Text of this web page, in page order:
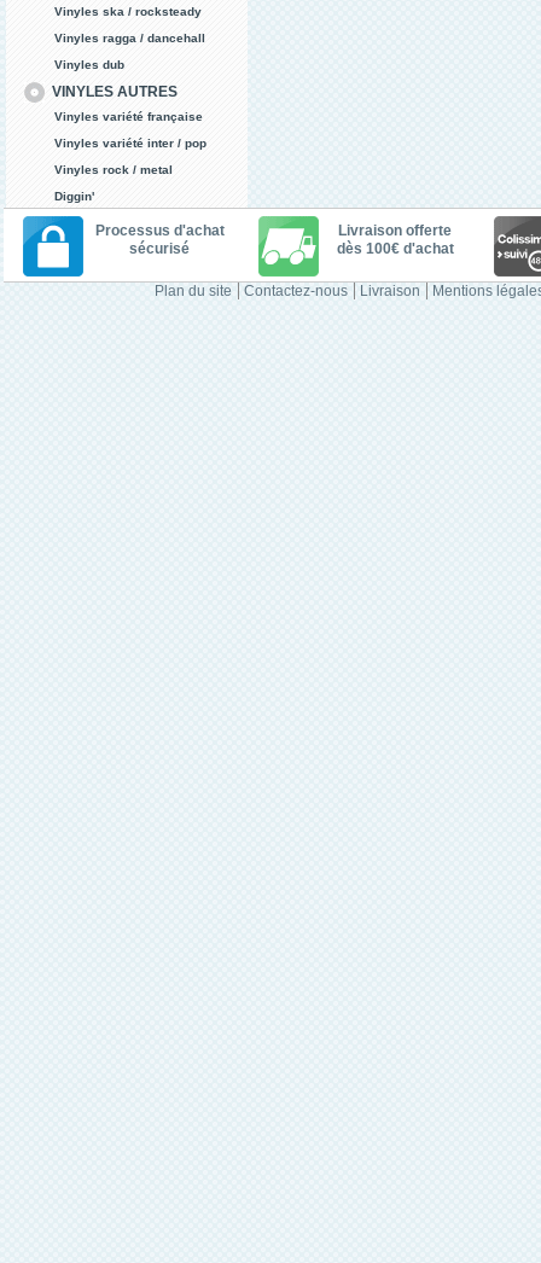
Vinyles ska / rocksteady
Vinyles ragga / dancehall
Vinyles dub
VINYLES AUTRES
Vinyles variété française
Vinyles variété inter / pop
Vinyles rock / metal
Diggin'
Processus d'achat
sécurisé
Livraison offerte
dès 100€ d'achat
Plan du site Contactez-nous Livraison Mentions